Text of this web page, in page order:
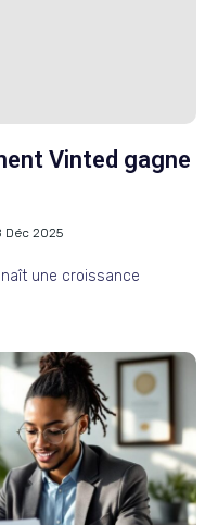
Vinted gagne
Déc 2025
une croissance